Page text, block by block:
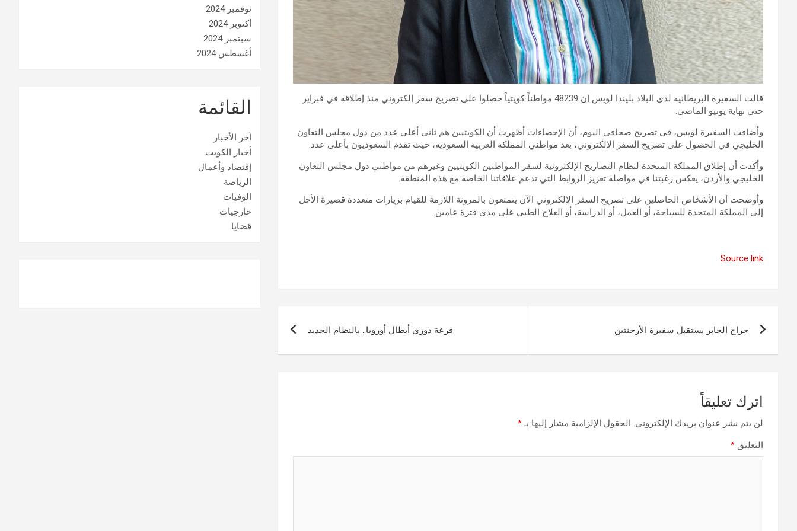
قالت السفيرة البريطانية لدى البلاد بليندا لويس إن 48239 مواطناً كويتياً حصلوا على تصريح سفر إلكتروني منذ إطلاقه في فبراير
حتى نهاية يونيو الماضي.
وأضافت السفيرة لويس، في تصريح صحافي اليوم، أن الإحصاءات أظهرت أن الكويتيين هم ثاني أعلى عدد من دول مجلس التعاون
الخليجي في الحصول على تصريح السفر الإلكتروني، بعد مواطني المملكة العربية السعودية، حيث تقدم السعوديون بأعلى عدد.
وأكدت أن إطلاق المملكة المتحدة لنظام التصاريح الإلكترونية لسفر المواطنين الكويتيين وغيرهم من مواطني دول مجلس التعاون
الخليجي والأردن، يعكس رغبتنا في مواصلة تعزيز الروابط التي تدعم علاقاتنا الخاصة مع هذه المنطقة.
وأوضحت أن الأشخاص الحاصلين على تصريح السفر الإلكتروني الآن يتمتعون بالمرونة اللازمة للقيام بزيارات متعددة قصيرة الأجل
إلى المملكة المتحدة للسياحة، أو العمل، أو الدراسة، أو العلاج الطبي على مدى فترة عامين.
Source link
المقالات
جراح الجابر يستقبل سفيرة الأرجنتين قرعة دوري أبطال أوروبا.. بالنظام الجديد
اترك تعليقاً
لن يتم نشر عنوان بريدك الإلكتروني. الحقول الإلزامية مشار إليها بـ*
التعليق *
نوفمبر 2024
أكتوبر 2024
سبتمبر 2024
أغسطس 2024
القائمة
آخر الأخبار
أخبار الكويت
إقتصاد وأعمال
الرياضة
الوفيات
خارجيات
قضايا